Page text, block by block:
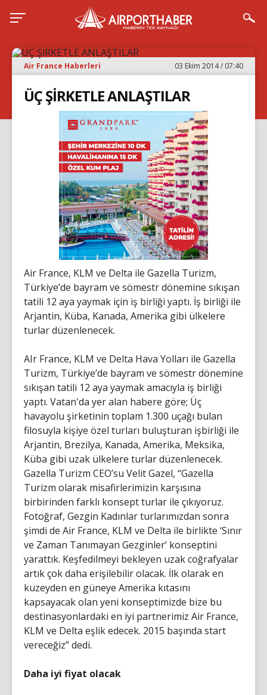
Air France Haberleri 03 Ekim 2014 / 07:40
ÜÇ ŞİRKETLE ANLAŞTILAR
Air France, KLM ve Delta ile Gazella Turizm,
Türkiye’de bayram ve sömestr dönemine sıkışan
tatili 12 aya yaymak için iş birliği yaptı. İş birliği ile
Arjantin, Küba, Kanada, Amerika gibi ülkelere
turlar düzenlenecek.
AIr France, KLM ve Delta Hava Yolları ile Gazella
Turizm, Türkiye’de bayram ve sömestr dönemine
sıkışan tatili 12 aya yaymak amacıyla iş birliği
yaptı. Vatan'da yer alan habere göre; Üç
havayolu şirketinin toplam 1.300 uçağı bulan
filosuyla kişiye özel turları buluşturan işbirliği ile
Arjantin, Brezilya, Kanada, Amerika, Meksika,
Küba gibi uzak ülkelere turlar düzenlenecek.
Gazella Turizm CEO’su Velit Gazel, “Gazella
Turizm olarak misafirlerimizin karşısına
birbirinden farklı konsept turlar ile çıkıyoruz.
Fotoğraf, Gezgin Kadınlar turlarımızdan sonra
şimdi de Air France, KLM ve Delta ile birlikte ‘Sınır
ve Zaman Tanımayan Gezginler’ konseptini
yarattık. Keşfedilmeyi bekleyen uzak coğrafyalar
artık çok daha erişilebilir olacak. İlk olarak en
kuzeyden en güneye Amerika kıtasını
kapsayacak olan yeni konseptimizde bize bu
destinasyonlardaki en iyi partnerimiz Air France,
KLM ve Delta eşlik edecek. 2015 başında start
vereceğiz” dedi.
Daha iyi fiyat olacak